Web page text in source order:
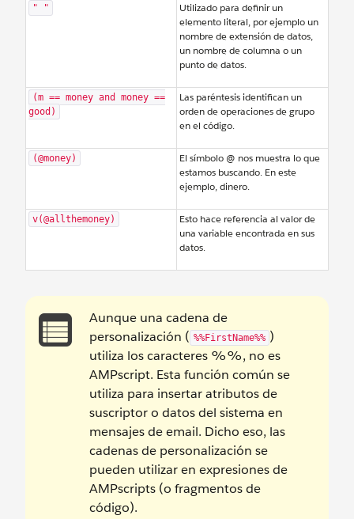
" "
Utilizado para definir un
elemento literal, por ejemplo un
nombre de extensión de datos,
un nombre de columna o un
punto de datos.
(m == money and money ==
good)
Las paréntesis identifican un
orden de operaciones de grupo
en el código.
(@money)
El símbolo @ nos muestra lo que
estamos buscando. En este
ejemplo, dinero.
v(@allthemoney)
Esto hace referencia al valor de
una variable encontrada en sus
datos.
Aunque una cadena de
personalización ( %%FirstName%% )
utiliza los caracteres %%, no es
AMPscript. Esta función común se
utiliza para insertar atributos de
suscriptor o datos del sistema en
mensajes de email. Dicho eso, las
cadenas de personalización se
pueden utilizar en expresiones de
AMPscripts (o fragmentos de
código).